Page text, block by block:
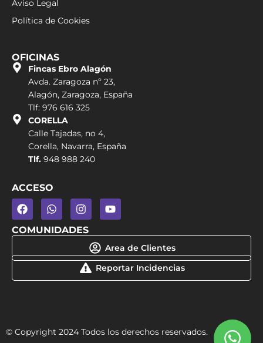
Aviso Legal
Política de Cookies
OFICINAS
Fincas Ebro Alagón
Avda. Zaragoza nº 23,
Alagón, Zaragoza, España
Tlf: 976 616 325
CORELLA
Calle Tajadas, no 4,
Corella, Navarra, España
Tlf. 948 988 240
ACCESO
COMUNIDADES
Area de Clientes
Reportar Incidencias
© Copyright 2024 Todos los derechos reservados.